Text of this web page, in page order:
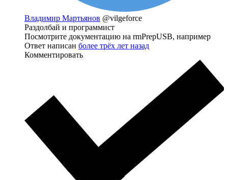
Владимир Мартьянов @vilgeforce
Раздолбай и программист
Посмотрите документацию на rmPrepUSB, например
Ответ написан более трёх лет назад
Комментировать